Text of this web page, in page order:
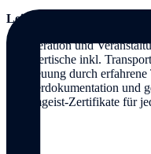
Leistungen:
• Moderation und
• Kickertische inkl.
• Betreuung durch
• Bilderdokumentation und
• Teamgeist-Zertifikate für